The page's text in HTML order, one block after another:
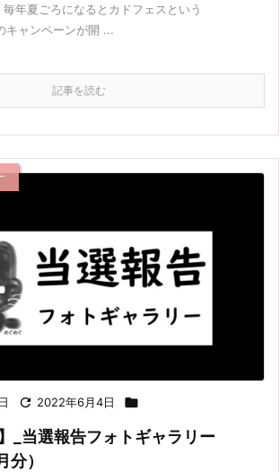
年夏ごろになるとカドフェスという
キャンペーンが開 ...
記事を読む
 2022年6月4日 
_当選報告フォトギャラリー
分）